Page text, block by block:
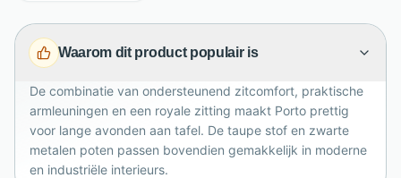
uitstraling. Met een zithoogte van 48 cm, een
zitbreedte van 58 cm en een maximaal
Combineer meerdere kleuren rond de tafel voor een
speels, eigentijds geheel met karakter en extra sfeer.
Waarom dit product populair is
De combinatie van ondersteunend zitcomfort, praktische
armleuningen en een royale zitting maakt Porto prettig
voor lange avonden aan tafel. De taupe stof en zwarte
metalen poten passen bovendien gemakkelijk in moderne
en industriële interieurs.